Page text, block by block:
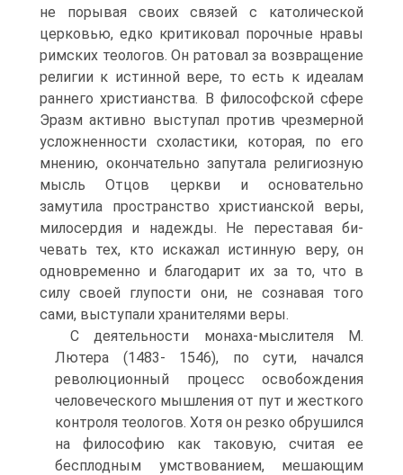
не порывая своих связей с католической
церковью, едко критиковал порочные нравы
римских теологов. Он ратовал за возвращение
религии к истинной вере, то есть к идеалам
раннего христианства. В философской сфере
Эразм ак­тивно выступал против чрезмерной
усложненности схоластики, которая, по его
мнению, окончательно запутала религиозную
мысль Отцов церкви и основательно
замутила пространство христианской веры,
милосердия и надежды. Не переставая би­
чевать тех, кто искажал истинную веру, он
одновременно и бла­годарит их за то, что в
силу своей глупости они, не сознавая то­го
сами, выступали хранителями веры.
С деятельности монаха-мыслителя М.
Лютера (1483- 1546), по сути, начался
революционный процесс освобождения
человеческого мышления от пут и жесткого
контроля теологов. Хотя он резко обрушился
на философию как таковую, считая ее
бесплодным умствованием, мешающим